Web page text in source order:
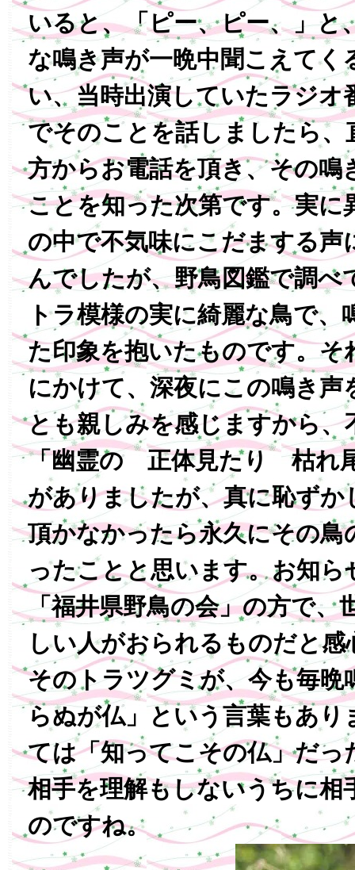
いると、「ピー、ピー、」と
な鳴き声が一晩中聞こえてく
い、当時出演していたラジオ
でそのことを話しましたら、
方からお電話を頂き、その鳴
ことを知った次第です。実に
の中で不気味にこだまする声
んでしたが、野鳥図鑑で調べ
トラ模様の実に綺麗な鳥で
た印象を抱いたものです。そ
にかけて、深夜にこの鳴き声
とも親しみを感じますから、
「幽霊の 正体見たり 枯れ
がありましたが、真に恥ずか
頂かなかったら永久にその鳥
ったことと思います。お知
「福井県野鳥の会」の方で、
しい人がおられるものだと
そのトラツグミが、今も毎晩
らぬが仏」という言葉もあ
ては「知ってこその仏」だっ
相手を理解もしないうちに相
のですね。